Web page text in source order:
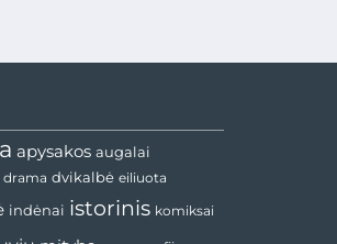
apysakos augalai
drama dvikalbė eiliuota
indėnai istorinis komiksai